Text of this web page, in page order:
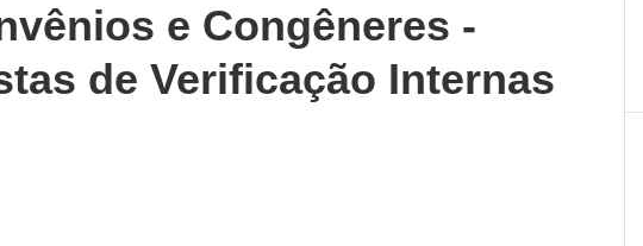
e Congêneres -
de Verificação Internas